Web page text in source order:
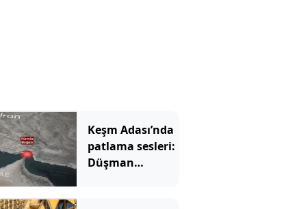
Keşm Adası’nda
patlama sesleri:
Düşman